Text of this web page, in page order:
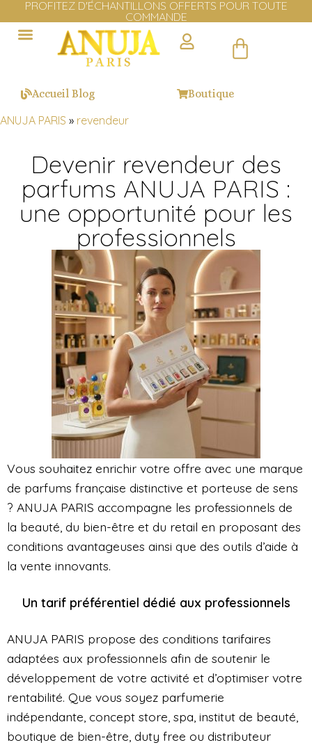
LIVRAISON GRATUITE EN EUROPE DÈS 100€ D'ACHAT
Cliquer ici
Accueil Blog Boutique
ANUJA PARIS » revendeur
Devenir revendeur des
parfums ANUJA PARIS :
une opportunité pour les
professionnels
Vous souhaitez enrichir votre offre avec une marque
de parfums française distinctive et porteuse de sens
? ANUJA PARIS accompagne les professionnels de
la beauté, du bien-être et du retail en proposant des
conditions avantageuses ainsi que des outils d’aide à
la vente innovants.
Un tarif préférentiel dédié aux professionnels
ANUJA PARIS propose des conditions tarifaires
adaptées aux professionnels afin de soutenir le
développement de votre activité et d’optimiser votre
rentabilité. Que vous soyez parfumerie
indépendante, concept store, spa, institut de beauté,
boutique de bien-être, duty free ou distributeur